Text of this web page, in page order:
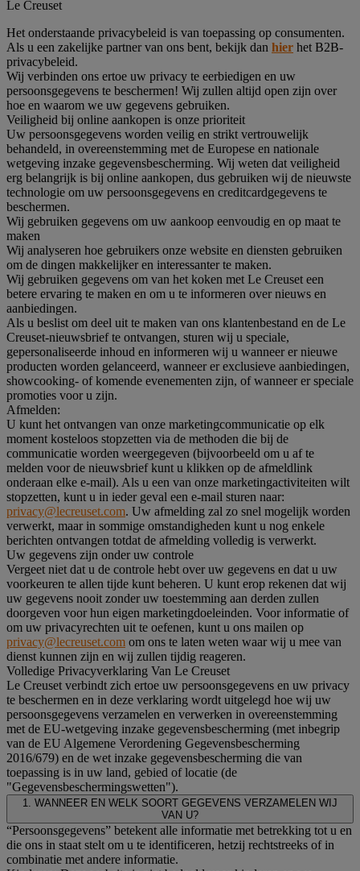
Le Creuset
Het onderstaande privacybeleid is van toepassing op consumenten.
Als u een zakelijke partner van ons bent, bekijk dan hier het B2B-
privacybeleid.
Wij verbinden ons ertoe uw privacy te eerbiedigen en uw
persoonsgegevens te beschermen! Wij zullen altijd open zijn over
hoe en waarom we uw gegevens gebruiken.
Veiligheid bij online aankopen is onze prioriteit
Uw persoonsgegevens worden veilig en strikt vertrouwelijk
behandeld, in overeenstemming met de Europese en nationale
wetgeving inzake gegevensbescherming. Wij weten dat veiligheid
erg belangrijk is bij online aankopen, dus gebruiken wij de nieuwste
technologie om uw persoonsgegevens en creditcardgegevens te
beschermen.
Wij gebruiken gegevens om uw aankoop eenvoudig en op maat te
maken
Wij analyseren hoe gebruikers onze website en diensten gebruiken
om de dingen makkelijker en interessanter te maken.
Wij gebruiken gegevens om van het koken met Le Creuset een
betere ervaring te maken en om u te informeren over nieuws en
aanbiedingen.
Als u beslist om deel uit te maken van ons klantenbestand en de Le
Creuset-nieuwsbrief te ontvangen, sturen wij u speciale,
gepersonaliseerde inhoud en informeren wij u wanneer er nieuwe
producten worden gelanceerd, wanneer er exclusieve aanbiedingen,
showcooking- of komende evenementen zijn, of wanneer er speciale
promoties voor u zijn.
Afmelden:
U kunt het ontvangen van onze marketingcommunicatie op elk
moment kosteloos stopzetten via de methoden die bij de
communicatie worden weergegeven (bijvoorbeeld om u af te
melden voor de nieuwsbrief kunt u klikken op de afmeldlink
onderaan elke e-mail). Als u een van onze marketingactiviteiten wilt
stopzetten, kunt u in ieder geval een e-mail sturen naar:
privacy@lecreuset.com. Uw afmelding zal zo snel mogelijk worden
verwerkt, maar in sommige omstandigheden kunt u nog enkele
berichten ontvangen totdat de afmelding volledig is verwerkt.
Uw gegevens zijn onder uw controle
Vergeet niet dat u de controle hebt over uw gegevens en dat u uw
voorkeuren te allen tijde kunt beheren. U kunt erop rekenen dat wij
uw gegevens nooit zonder uw toestemming aan derden zullen
doorgeven voor hun eigen marketingdoeleinden. Voor informatie of
om uw privacyrechten uit te oefenen, kunt u ons mailen op
privacy@lecreuset.com om ons te laten weten waar wij u mee van
dienst kunnen zijn en wij zullen tijdig reageren.
Volledige Privacyverklaring Van Le Creuset
Le Creuset verbindt zich ertoe uw persoonsgegevens en uw privacy
te beschermen en in deze verklaring wordt uitgelegd hoe wij uw
persoonsgegevens verzamelen en verwerken in overeenstemming
met de EU-wetgeving inzake gegevensbescherming (met inbegrip
van de EU Algemene Verordening Gegevensbescherming
2016/679) en de wet inzake gegevensbescherming die van
toepassing is in uw land, gebied of locatie (de
"Gegevensbeschermingswetten").
1. WANNEER EN WELK SOORT GEGEVENS VERZAMELEN WIJ
VAN U?
“Persoonsgegevens” betekent alle informatie met betrekking tot u en
die ons in staat stelt om u te identificeren, hetzij rechtstreeks of in
combinatie met andere informatie.